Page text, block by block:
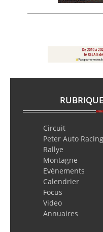
Circuit
Peter Auto Racing
Rallye
Montagne
Evènements
Calendrier
Focus
Video
Annuaires